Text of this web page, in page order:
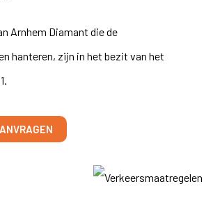
Arnhem Diamant die de
hanteren, zijn in het bezit van het